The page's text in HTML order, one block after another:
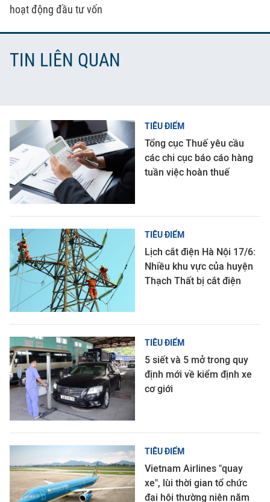
hoạt động đầu tư vốn
TIN LIÊN QUAN
TIÊU ĐIỂM
Tổng cục Thuế yêu cầu
các chi cục báo cáo hàng
tuần việc hoàn thuế
TIÊU ĐIỂM
Lịch cắt điện Hà Nội 17/6:
Nhiều khu vực của huyện
Thạch Thất bị cắt điện
TIÊU ĐIỂM
5 siết và 5 mở trong quy
định mới về kiểm định xe
cơ giới
TIÊU ĐIỂM
Vietnam Airlines "quay
xe", lùi thời gian tổ chức
đại hội thường niên năm